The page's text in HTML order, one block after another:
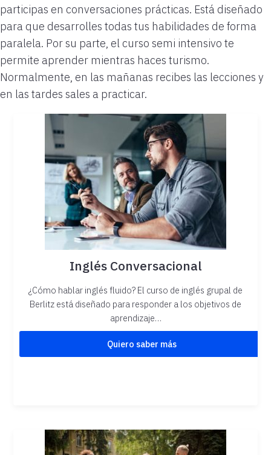
participas en conversaciones prácticas. Está diseñado
para que desarrolles todas tus habilidades de forma
paralela. Por su parte, el curso semi intensivo te
permite aprender mientras haces turismo.
Normalmente, en las mañanas recibes las lecciones y
en las tardes sales a practicar.
Inglés Conversacional
¿Cómo hablar inglés fluido? El curso de inglés grupal de
Berlitz está diseñado para responder a los objetivos de
aprendizaje…
Quiero saber más